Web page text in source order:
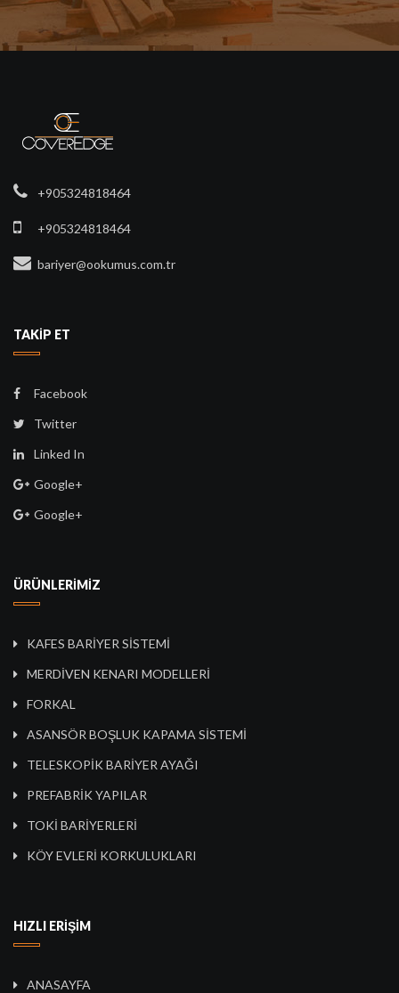
+905324818464
+905324818464
bariyer@ookumus.com.tr
TAKİP ET
Facebook
Twitter
Linked In
Google+
Google+
ÜRÜNLERİMİZ
KAFES BARİYER SİSTEMİ
MERDİVEN KENARI MODELLERİ
FORKAL
ASANSÖR BOŞLUK KAPAMA SİSTEMİ
TELESKOPİK BARİYER AYAĞI
PREFABRİK YAPILAR
TOKİ BARİYERLERİ
KÖY EVLERİ KORKULUKLARI
HIZLI ERİŞİM
ANASAYFA